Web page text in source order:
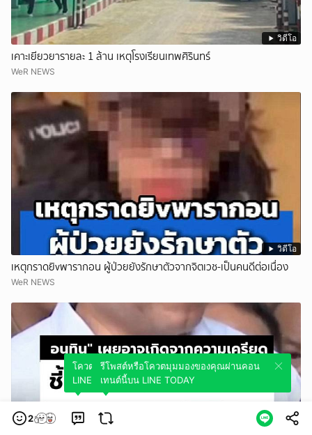
วิดีโอ
เคาะเยียวยารายละ 1 ล้าน เหตุโรงเรียนเทพศิรินทร์
WeR NEWS
วิดีโอ
เหตุกราดยิvพารากอน ผู้ป่วยยังรักษาตัวจากจิตเวช-เป็นคนดีต่อเนื่อง
WeR NEWS
2
โควตมุมมองของคุณผ่านคอนเทนต์นี้บน
LINE TODAY
รีโพสต์หรือโควตมุมมองของคุณผ่านคอน
เทนต์นี้บน LINE TODAY